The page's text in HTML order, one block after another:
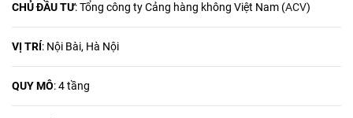
CHỦ ĐẦU TƯ:Tổng công ty Cảng hàng không Việt Nam (ACV)
VỊ TRÍ: Nội Bài, Hà Nội
QUY MÔ: 4 tầng